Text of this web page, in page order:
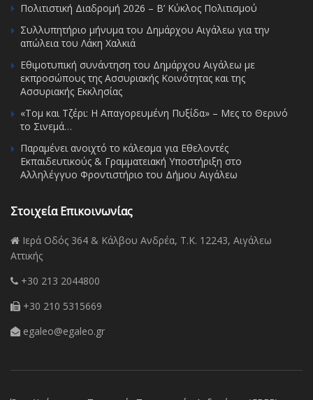
Πολιτιστική Διαδρομή 2026 – Β’ Κύκλος Πολιτισμού
Συλλυπητήριο μήνυμα του Δημάρχου Αιγάλεω για την
απώλεια του Λάκη Χαλκιά
Εθιμοτυπική συνάντηση του Δημάρχου Αιγάλεω με
εκπροσώπους της Ασσυριακής Κοινότητας και της
Ασσυριακής Εκκλησίας
«Τομ και Τζέρι: Η Απαγορευμένη Πυξίδα» – Μες το Θερινό
το Σινεμά…
Παραμένει ανοιχτό το κάλεσμα για Εθελοντές
Εκπαιδευτικούς & Γραμματειακή Υποστήριξη στο
Αλληλέγγυο Φροντιστήριο του Δήμου Αιγάλεω
Στοιχεία Επικοινωνίας
Ιερά Οδός 364 & Κάλβου Ανδρέα, Τ.Κ. 12243, Αιγάλεω
Αττικής
+30 213 2044800
+30 210 5315669
egaleo@egaleo.gr